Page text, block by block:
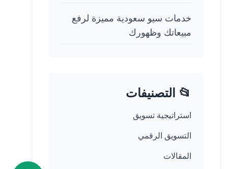
خدمات سيو سعودية مميزة لرفع
مبيعاتك وظهورك
📂 التصنيفات
استراتيجية تسويق
التسويق الرقمي
المقالات